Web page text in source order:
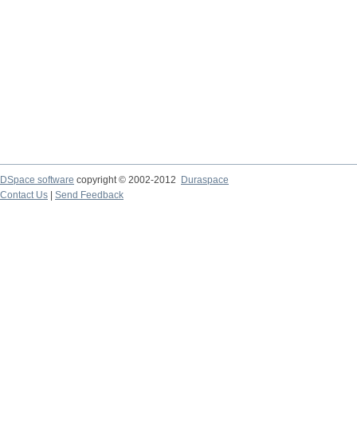
DSpace software copyright © 2002-2012
Duraspace
Contact Us
Send Feedback